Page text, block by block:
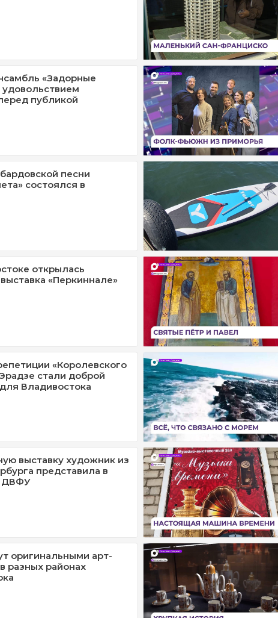
«Задорные
публикой
песни
состоялся в
открылась
«Перкиннале»
«Королевского
стали доброй
Владивостока
выставку художник из
представила в
ДВФУ
оригинальными арт-
разных районах